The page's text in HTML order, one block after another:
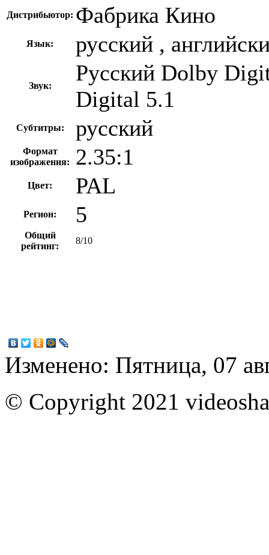
Дистрибьютор: Фабрика Кино
Язык: русский ,
Звук:
Русский Dolby
Digital 5.1
Субтитры: русский
Формат
изображения:
2.35:1
Цвет: PAL
Регион: 5
Общий
рейтинг:
8/10
Изменено: Пятница, 07
© Copyright 2021